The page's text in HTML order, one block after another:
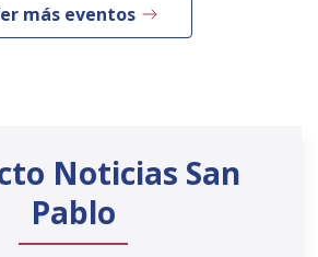
más eventos
Noticias San
Pablo